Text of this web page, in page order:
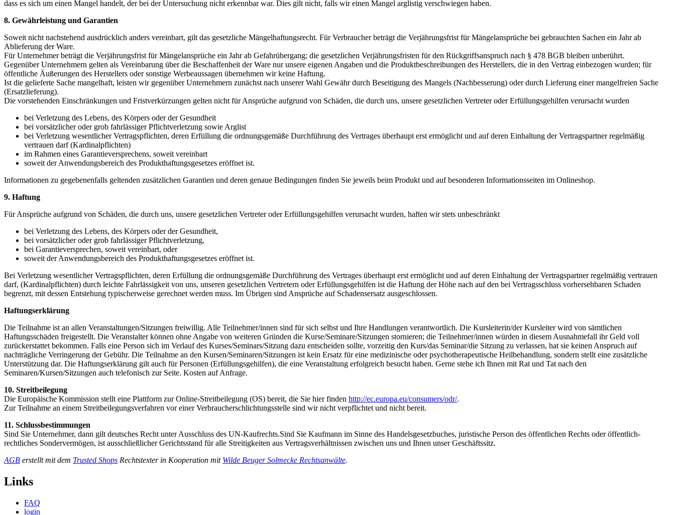
dass es sich um einen Mangel handelt, der bei der Untersuchung nicht erkennbar war. Dies gilt nicht, falls wir einen Mangel arglistig verschwiegen haben.
8. Gewährleistung und Garantien
Soweit nicht nachstehend ausdrücklich anders vereinbart, gilt das gesetzliche Mängelhaftungsrecht. Für Verbraucher beträgt die Verjährungsfrist für Mängelansprüche bei gebrauchten Sachen ein Jahr ab
Ablieferung der Ware.
Für Unternehmer beträgt die Verjährungsfrist für Mängelansprüche ein Jahr ab Gefahrübergang; die gesetzlichen Verjährungsfristen für den Rückgriffsanspruch nach § 478 BGB bleiben unberührt.
Gegenüber Unternehmern gelten als Vereinbarung über die Beschaffenheit der Ware nur unsere eigenen Angaben und die Produktbeschreibungen des Herstellers, die in den Vertrag einbezogen wurden; für
öffentliche Äußerungen des Herstellers oder sonstige Werbeaussagen übernehmen wir keine Haftung.
Ist die gelieferte Sache mangelhaft, leisten wir gegenüber Unternehmern zunächst nach unserer Wahl Gewähr durch Beseitigung des Mangels (Nachbesserung) oder durch Lieferung einer mangelfreien Sache
(Ersatzlieferung).
Die vorstehenden Einschränkungen und Fristverkürzungen gelten nicht für Ansprüche aufgrund von Schäden, die durch uns, unsere gesetzlichen Vertreter oder Erfüllungsgehilfen verursacht wurden
bei Verletzung des Lebens, des Körpers oder der Gesundheit
bei vorsätzlicher oder grob fahrlässiger Pflichtverletzung sowie Arglist
bei Verletzung wesentlicher Vertragspflichten, deren Erfüllung die ordnungsgemäße Durchführung des Vertrages überhaupt erst ermöglicht und auf deren Einhaltung der Vertragspartner regelmäßig
vertrauen darf (Kardinalpflichten)
im Rahmen eines Garantieversprechens, soweit vereinbart
soweit der Anwendungsbereich des Produkthaftungsgesetzes eröffnet ist.
Informationen zu gegebenenfalls geltenden zusätzlichen Garantien und deren genaue Bedingungen finden Sie jeweils beim Produkt und auf besonderen Informationsseiten im Onlineshop.
9. Haftung
Für Ansprüche aufgrund von Schäden, die durch uns, unsere gesetzlichen Vertreter oder Erfüllungsgehilfen verursacht wurden, haften wir stets unbeschränkt
bei Verletzung des Lebens, des Körpers oder der Gesundheit,
bei vorsätzlicher oder grob fahrlässiger Pflichtverletzung,
bei Garantieversprechen, soweit vereinbart, oder
soweit der Anwendungsbereich des Produkthaftungsgesetzes eröffnet ist.
Bei Verletzung wesentlicher Vertragspflichten, deren Erfüllung die ordnungsgemäße Durchführung des Vertrages überhaupt erst ermöglicht und auf deren Einhaltung der Vertragspartner regelmäßig vertrauen
darf, (Kardinalpflichten) durch leichte Fahrlässigkeit von uns, unseren gesetzlichen Vertretern oder Erfüllungsgehilfen ist die Haftung der Höhe nach auf den bei Vertragsschluss vorhersehbaren Schaden
begrenzt, mit dessen Entstehung typischerweise gerechnet werden muss. Im Übrigen sind Ansprüche auf Schadensersatz ausgeschlossen.
Haftungserklärung
Die Teilnahme ist an allen Veranstaltungen/Sitzungen freiwillig. Alle Teilnehmer/innen sind für sich selbst und Ihre Handlungen verantwortlich. Die Kursleiterin/der Kursleiter wird von sämtlichen
Haftungsschäden freigestellt. Die Veranstalter können ohne Angabe von weiteren Gründen die Kurse/Seminare/Sitzungen stornieren; die Teilnehmer/innen würden in diesem Ausnahmefall ihr Geld voll
zurückerstattet bekommen. Falls eine Person sich im Verlauf des Kurses/Seminars/Sitzung dazu entscheiden sollte, vorzeitig den Kurs/das Seminar/die Sitzung zu verlassen, hat sie keinen Anspruch auf
nachträgliche Verringerung der Gebühr. Die Teilnahme an den Kursen/Seminaren/Sitzungen ist kein Ersatz für eine medizinische oder psychotherapeutische Heilbehandlung, sondern stellt eine zusätzliche
Unterstützung dar. Die Haftungserklärung gilt auch für Personen (Erfüllungsgehilfen), die eine Veranstaltung erfolgreich besucht haben. Gerne stehe ich Ihnen mit Rat und Tat nach den
Seminaren/Kursen/Sitzungen auch telefonisch zur Seite. Kosten auf Anfrage.
10. Streitbeilegung
Die Europäische Kommission stellt eine Plattform zur Online-Streitbeilegung (OS) bereit, die Sie hier finden http://ec.europa.eu/consumers/odr/.
Zur Teilnahme an einem Streitbeilegungsverfahren vor einer Verbraucherschlichtungsstelle sind wir nicht verpflichtet und nicht bereit.
11. Schlussbestimmungen
Sind Sie Unternehmer, dann gilt deutsches Recht unter Ausschluss des UN-Kaufrechts.Sind Sie Kaufmann im Sinne des Handelsgesetzbuches, juristische Person des öffentlichen Rechts oder öffentlich-
rechtliches Sondervermögen, ist ausschließlicher Gerichtsstand für alle Streitigkeiten aus Vertragsverhältnissen zwischen uns und Ihnen unser Geschäftssitz.
AGB erstellt mit dem Trusted Shops Rechtstexter in Kooperation mit Wilde Beuger Solmecke Rechtsanwälte.
Links
FAQ
login